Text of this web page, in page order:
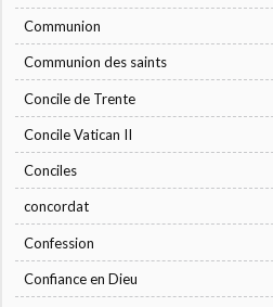
Communion
Communion des saints
Concile de Trente
Concile Vatican II
Conciles
concordat
Confession
Confiance en Dieu